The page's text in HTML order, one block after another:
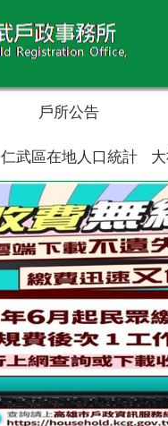
戶所公告
仁武區在地人口統計